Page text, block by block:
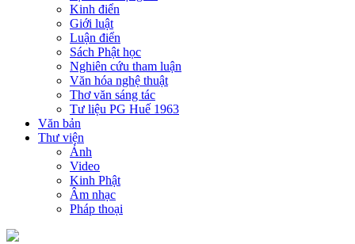
Kinh điển
Giới luật
Luận điển
Sách Phật học
Nghiên cứu tham luận
Văn hóa nghệ thuật
Thơ văn sáng tác
Tư liệu PG Huế 1963
Văn bản
Thư viện
Ảnh
Video
Kinh Phật
Âm nhạc
Pháp thoại